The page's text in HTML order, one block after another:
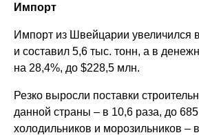
Импорт
Импорт из Швейцарии увеличился
и составил 5,6 тыс. тонн, а в
на 28,4%, до $228,5 млн.
Резко выросли поставки
данной страны – в 10,6 раза, до
холодильников и морозильников –